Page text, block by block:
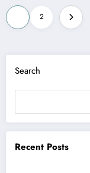
Posts
pagination
2
Search
Recent Posts